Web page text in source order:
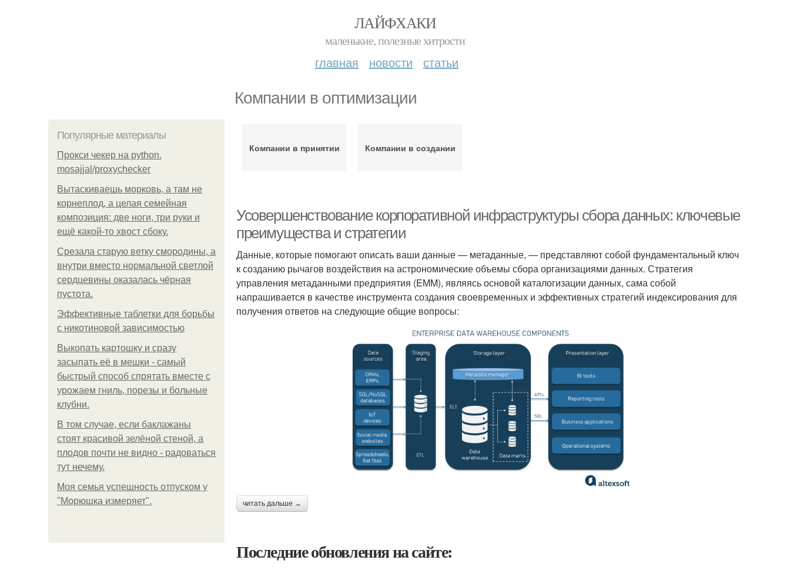
ЛАЙФХАКИ
маленькие, полезные хитрости
главная новости статьи
Компании в оптимизации
Популярные материалы
Прокси чекер на python.
mosajjal/proxychecker
Вытаскиваешь морковь, а там не
корнеплод, а целая семейная
композиция: две ноги, три руки и
ещё какой-то хвост сбоку.
Срезала старую ветку смородины, а
внутри вместо нормальной светлой
сердцевины оказалась чёрная
пустота.
Эффективные таблетки для борьбы
с никотиновой зависимостью
Выкопать картошку и сразу
засыпать её в мешки - самый
быстрый способ спрятать вместе с
урожаем гниль, порезы и больные
клубни.
В том случае, если баклажаны
стоят красивой зелёной стеной, а
плодов почти не видно - радоваться
тут нечему.
Моя семья успешность отпуском у
"Морюшка измеряет".
Компании в принятии Компании в создании
Усовершенствование корпоративной инфраструктуры сбора данных: ключевые
преимущества и стратегии
Данные, которые помогают описать ваши данные — метаданные, — представляют собой фундаментальный ключ
к созданию рычагов воздействия на астрономические объемы сбора организациями данных. Стратегия
управления метаданными предприятия (EMM), являясь основой каталогизации данных, сама собой
напрашивается в качестве инструмента создания своевременных и эффективных стратегий индексирования для
получения ответов на следующие общие вопросы:
читать дальше →
Последние обновления на сайте: